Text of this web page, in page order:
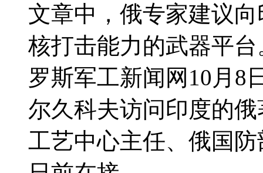
文章中，俄专家建议
核打击能力的武器平
罗斯军工新闻网10月8
尔久科夫访问印度的
工艺中心主任、俄国